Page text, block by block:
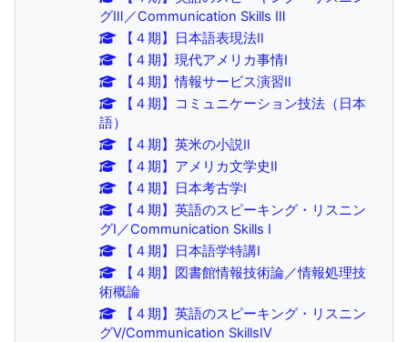
グⅢ／Communication Skills Ⅲ
【４期】日本語表現法Ⅱ
【４期】現代アメリカ事情Ⅰ
【４期】情報サービス演習Ⅱ
【４期】コミュニケーション技法（日本
語）
【４期】英米の小説Ⅱ
【４期】アメリカ文学史Ⅱ
【４期】日本考古学Ⅰ
【４期】英語のスピーキング・リスニン
グⅠ／Communication Skills Ⅰ
【４期】日本語学特講Ⅰ
【４期】図書館情報技術論／情報処理技
術概論
【４期】英語のスピーキング・リスニン
グⅤ/Communication SkillsⅣ